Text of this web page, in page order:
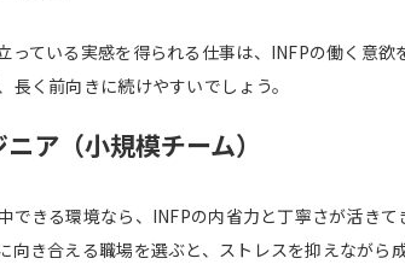
っている実感を得られる仕事は、INFPの働く意
く前向きに続けやすいでしょう。
ア（小規模チーム）
できる環境なら、INFPの内省力と丁寧さが活き
向き合える職場を選ぶと、ストレスを抑えながら